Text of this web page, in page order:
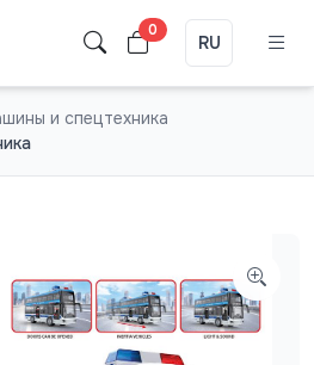
0
RU
и спецтехника